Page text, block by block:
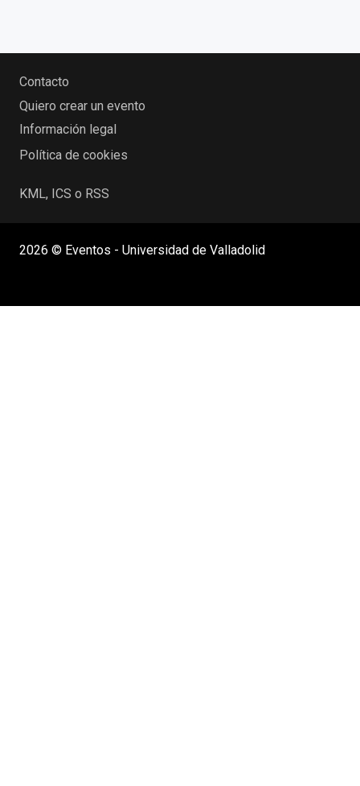
Contacto
Quiero crear un evento
Información legal
Política de cookies
KML, ICS o RSS
2026 © Eventos - Universidad de Valladolid